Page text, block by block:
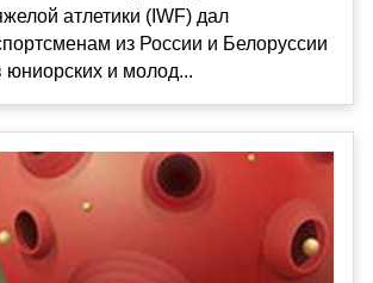
атлетики (IWF) дал
из России и Белоруссии
юниорских и молод...